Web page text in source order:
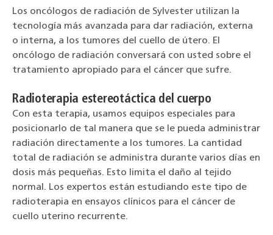
Los oncólogos de radiación de Sylvester utilizan la
tecnología más avanzada para dar radiación, externa
o interna, a los tumores del cuello de útero. El
oncólogo de radiación conversará con usted sobre el
tratamiento apropiado para el cáncer que sufre.
Radioterapia estereotáctica del cuerpo
Con esta terapia, usamos equipos especiales para
posicionarlo de tal manera que se le pueda administrar
radiación directamente a los tumores. La cantidad
total de radiación se administra durante varios días en
dosis más pequeñas. Esto limita el daño al tejido
normal. Los expertos están estudiando este tipo de
radioterapia en ensayos clínicos para el cáncer de
cuello uterino recurrente.